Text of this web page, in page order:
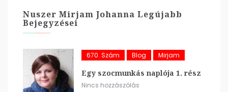
Nuszer Mirjam Johanna Legújabb
Bejegyzései
670. Szám Blog Mirjam
Egy szocmunkás naplója 1. rész
Nincs hozzászólás